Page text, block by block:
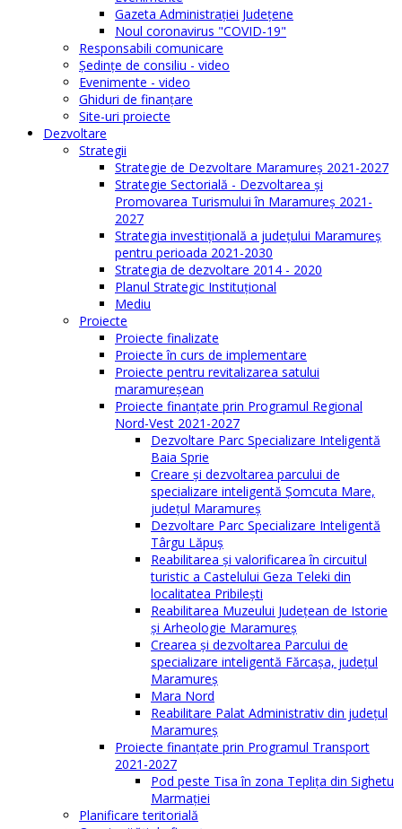
Gazeta Administraţiei Judeţene
Noul coronavirus "COVID-19"
Responsabili comunicare
Şedinţe de consiliu - video
Evenimente - video
Ghiduri de finanţare
Site-uri proiecte
Dezvoltare
Strategii
Strategie de Dezvoltare Maramureș 2021-2027
Strategie Sectorială - Dezvoltarea și
Promovarea Turismului în Maramureș 2021-
2027
Strategia investiţională a județului Maramureș
pentru perioada 2021-2030
Strategia de dezvoltare 2014 - 2020
Planul Strategic Instituţional
Mediu
Proiecte
Proiecte finalizate
Proiecte în curs de implementare
Proiecte pentru revitalizarea satului
maramureşean
Proiecte finanțate prin Programul Regional
Nord-Vest 2021-2027
Dezvoltare Parc Specializare Inteligentă
Baia Sprie
Creare și dezvoltarea parcului de
specializare inteligentă Șomcuta Mare,
județul Maramureș
Dezvoltare Parc Specializare Inteligentă
Târgu Lăpuș
Reabilitarea și valorificarea în circuitul
turistic a Castelului Geza Teleki din
localitatea Pribilești
Reabilitarea Muzeului Județean de Istorie
și Arheologie Maramureș
Crearea și dezvoltarea Parcului de
specializare inteligentă Fărcașa, județul
Maramureș
Mara Nord
Reabilitare Palat Administrativ din județul
Maramureș
Proiecte finanțate prin Programul Transport
2021-2027
Pod peste Tisa în zona Teplița din Sighetu
Marmației
Planificare teritorială